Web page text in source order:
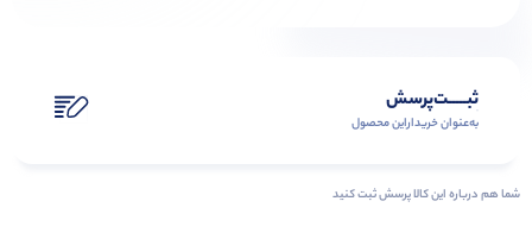
ثبـــــت‌پرسش
به‌عنوان ‌خریدار‌این‌ محصول
شما هم درباره این کالا پرسش ثبت کنید